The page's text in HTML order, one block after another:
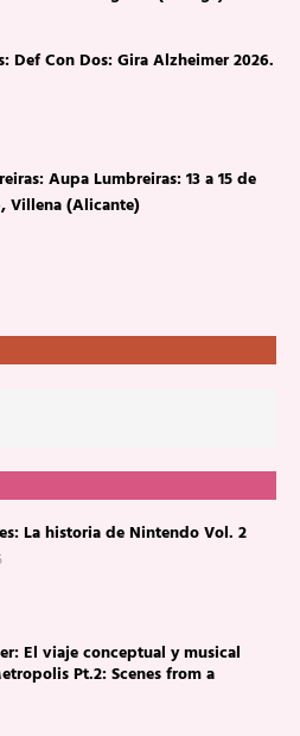
Def Con Dos: Gira Alzheimer 2026.
Aupa Lumbreiras: 13 a 15 de
Villena (Alicante)
La historia de Nintendo Vol. 2
El viaje conceptual y musical
Pt.2: Scenes from a